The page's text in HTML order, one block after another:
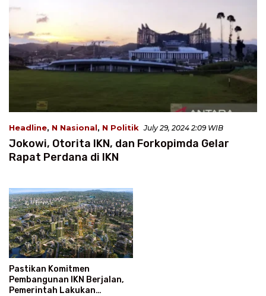
Headline, N Nasional, N Politik July 29, 2024 2:09 WIB
Jokowi, Otorita IKN, dan Forkopimda Gelar
Rapat Perdana di IKN
Pastikan Komitmen
Pembangunan IKN Berjalan,
Pemerintah Lakukan